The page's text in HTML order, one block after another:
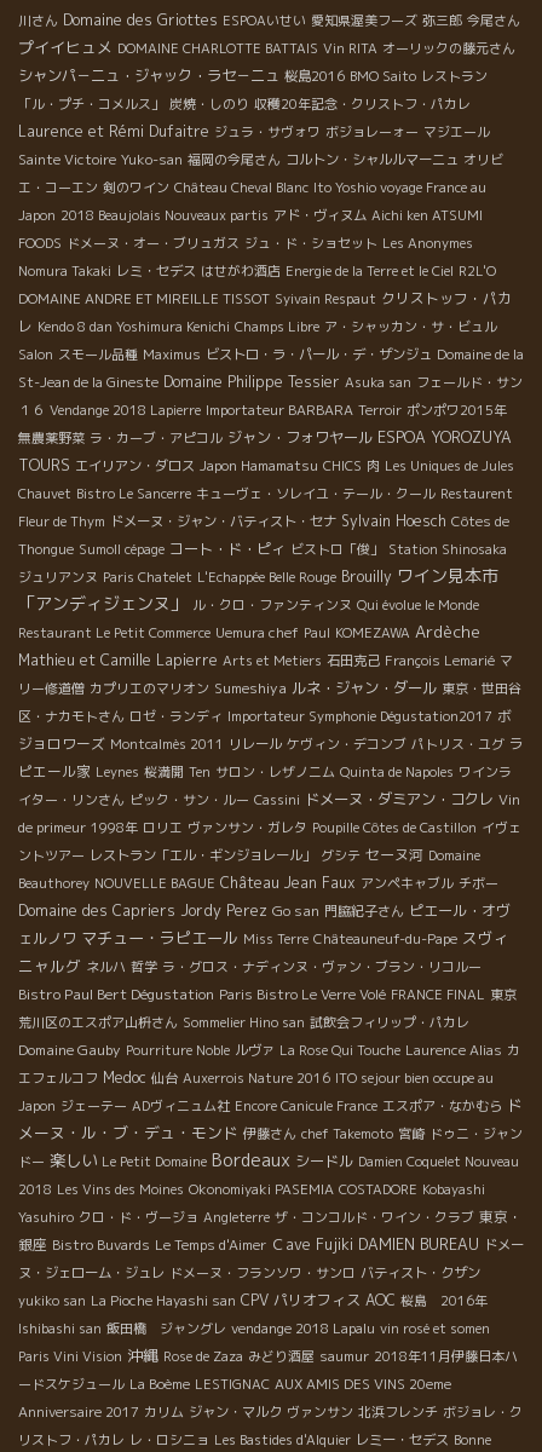
川さん Domaine des Griottes ESPOAいせい 愛知県渥美フーズ 弥三郎 今尾さん
プイイヒュメ DOMAINE CHARLOTTE BATTAIS Vin RITA オーリックの藤元さん
シャンパ－ニュ・ジャック・ラセ－ニュ 桜島2016 BMO Saito レストラン
「ル・プチ・コメルス」
炭焼・しのり 収穫20年記念・クリストフ・パカレ
Laurence et Rémi Dufaitre ジュラ・サヴォワ ボジョレーォー マジエール
Sainte Victoire Yuko-san 福岡の今尾さん コルトン・シャルルマーニュ オリビ
エ・コーエン 剣のワイン Château Cheval Blanc Ito Yoshio voyage France au
Japon 2018 Beaujolais Nouveaux partis アド・ヴィヌム Aichi ken ATSUMI
FOODS ドメーヌ・オー・ブリュガス ジュ・ド・ショセット Les Anonymes
Nomura Takaki レミ・セデス はせがわ酒店 Energie de la Terre et le Ciel R2L'O
DOMAINE ANDRE ET MIREILLE TISSOT Syivain Respaut クリストッフ・パカ
レ Kendo 8 dan Yoshimura Kenichi Champs Libre ア・シャッカン・サ・ビュル
Salon スモール品種 Maximus ビストロ・ラ・パール・デ・ザンジュ Domaine de la
St-Jean de la Gineste Domaine Philippe Tessier Asuka san フェールド・サン
１６ Vendange 2018 Lapierre Importateur BARBARA Terroir ポンポワ2015年
無農薬野菜 ラ・カーブ・アピコル ジャン・フォワヤール ESPOA YOROZUYA
TOURS エイリアン・ダロス Japon Hamamatsu CHICS 肉 Les Uniques de Jules
Chauvet Bistro Le Sancerre キューヴェ・ソレイユ・テール・クール Restaurent
Fleur de Thym ドメーヌ・ジャン・バティスト・セナ Sylvain Hoesch Côtes de
Thongue Sumoll cépage コート・ド・ピィ ビストロ「俊」
Station Shinosaka
ジュリアンヌ Paris Chatelet L'Echappée Belle Rouge Brouilly ワイン見本市
「アンディジェンヌ」
ル・クロ・ファンティンヌ Qui évolue le Monde
Restaurant Le Petit Commerce Uemura chef Paul KOMEZAWA Ardèche
Mathieu et Camille Lapierre Arts et Metiers 石田克己 François Lemarié マ
リー修道僧 カプリエのマリオン Sumeshiya ルネ・ジャン・ダール 東京・世田谷
区・ナカモトさん ロゼ・ランディ Importateur Symphonie Dégustation2017 ボ
ジョロワーズ Montcalmès 2011 リレール ケヴィン・デコンブ パトリス・ユグ ラ
ピエール家 Leynes 桜満開 Ten サロン・レザノニム Quinta de Napoles ワインラ
イター・リンさん ピック・サン・ルー Cassini ドメーヌ・ダミアン・コクレ Vin
de primeur 1998年 ロリエ ヴァンサン・ガレタ Poupille Côtes de Castillon イヴェ
ントツアー レストラン「エル・ギンジョレール」 グシテ セーヌ河 Domaine
Beauthorey NOUVELLE BAGUE Château Jean Faux アンペキャブル チボー
Domaine des Capriers Jordy Perez Go san 門脇紀子さん ピエール・オヴ
ェルノワ マチュー・ラピエール Miss Terre Châteauneuf-du-Pape スヴィ
ニャルグ ネルハ 哲学 ラ・グロス・ナディンヌ・ヴァン・ブラン・リコルー
Bistro Paul Bert Dégustation Paris Bistro Le Verre Volé FRANCE FINAL 東京
荒川区のエスポア山枡さん Sommelier Hino san 試飲会フィリップ・パカレ
Domaine Gauby Pourriture Noble ルヴァ La Rose Qui Touche Laurence Alias カ
エフェルコフ Medoc 仙台 Auxerrois Nature 2016 ITO sejour bien occupe au
Japon ジェーテー ADヴィニュム社 Encore Canicule France エスポア・なかむら ド
メーヌ・ル・ブ・デュ・モンド 伊藤さん chef Takemoto 宮崎 ドゥニ・ジャン
ドー 楽しい Le Petit Domaine Bordeaux シードル Damien Coquelet Nouveau
2018 Les Vins des Moines Okonomiyaki PASEMIA COSTADORE Kobayashi
Yasuhiro クロ・ド・ヴージョ Angleterre ザ・コンコルド・ワイン・クラブ 東京・
銀座 Bistro Buvards Le Temps d'Aimer Ｃave Fujiki DAMIEN BUREAU ドメー
ヌ・ジェローム・ジュレ ドメーヌ・フランソワ・サンロ バティスト・クザン
yukiko san La Pioche Hayashi san CPV パリオフィス AOC 桜島 2016年
Ishibashi san 飯田橋 ジャングレ vendange 2018 Lapalu vin rosé et somen
Paris Vini Vision 沖縄 Rose de Zaza みどり酒屋 saumur 2018年11月伊藤日本ハ
ードスケジュール La Boème LESTIGNAC AUX AMIS DES VINS 20eme
Anniversaire 2017 カリム ジャン・マルク ヴァンサン 北浜フレンチ ボジョレ・ク
リストフ・パカレ レ・ロシニョ Les Bastides d'Alquier レミー・セデス Bonne